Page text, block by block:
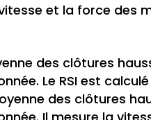
et la force des
des clôtures
Le RSI est
des clôtures